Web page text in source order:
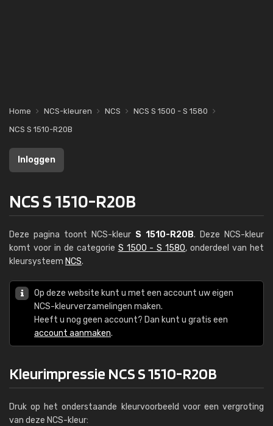
Home NCS-kleuren NCS
NCS S 1500 - S 1580
NCS S 1510-R20B
Inloggen
NCS S 1510-R20B
Deze pagina toont NCS-kleur S 1510-R20B. Deze NCS-kleur
komt voor in de categorie S 1500 - S 1580, onderdeel van het
kleursysteem NCS.
Op deze website kunt u met een account uw eigen
NCS-kleurverzamelingen maken.
Heeft u nog geen account? Dan kunt u gratis een
account aanmaken.
Kleurimpressie NCS S 1510-R20B
Druk op het onderstaande kleurvoorbeeld voor een vergroting
van deze NCS-kleur: